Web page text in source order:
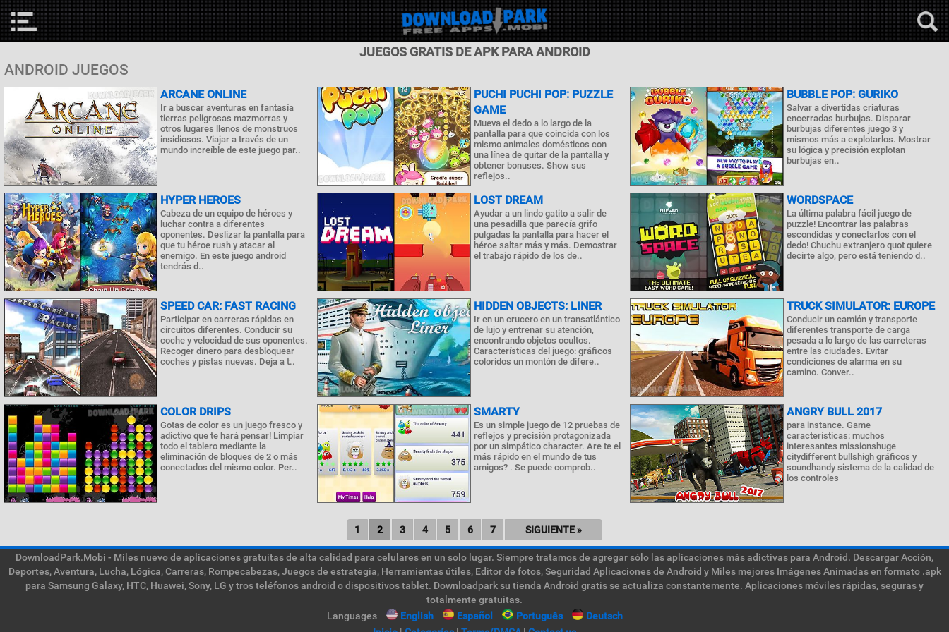
JUEGOS GRATIS DE APK PARA ANDROID
ANDROID JUEGOS
ARCANE ONLINE
Ir a buscar aventuras en fantasía
tierras peligrosas mazmorras y
otros lugares llenos de monstruos
insidiosos. Viajar a través de un
mundo increíble de este juego par..
PUCHI PUCHI POP: PUZZLE
GAME
Mueva el dedo a lo largo de la
pantalla para que coincida con los
mismo animales domésticos con
una línea de quitar de la pantalla y
obtener bonuses. Show sus
reflejos..
BUBBLE POP: GURIKO
Salvar a divertidas criaturas
encerradas burbujas. Disparar
burbujas diferentes juego 3 y
mismos más a explotarlos. Mostrar
su lógica y precisión explotan
burbujas en..
HYPER HEROES
Cabeza de un equipo de héroes y
luchar contra a diferentes
oponentes. Deslizar la pantalla para
que tu héroe rush y atacar al
enemigo. En este juego android
tendrás d..
LOST DREAM
Ayudar a un lindo gatito a salir de
una pesadilla que parecía grifo
pulgadas la pantalla para hacer el
héroe saltar más y más. Demostrar
el trabajo rápido de los de..
WORDSPACE
La última palabra fácil juego de
puzzle! Encontrar las palabras
escondidas y conectarlos con el
dedo! Chuchu extranjero quot quiere
decirte algo, pero está teniendo d..
SPEED CAR: FAST RACING
Participar en carreras rápidas en
circuitos diferentes. Conducir su
coche y velocidad de sus oponentes.
Recoger dinero para desbloquear
coches y pistas nuevas. Deja a t..
HIDDEN OBJECTS: LINER
Ir en un crucero en un transatlántico
de lujo y entrenar su atención,
encontrando objetos ocultos.
Características del juego: gráficos
coloridos un montón de difere..
TRUCK SIMULATOR: EUROPE
Conducir un camión y transporte
diferentes transporte de carga
pesada a lo largo de las carreteras
entre las ciudades. Evitar
condiciones de alarma en su
camino. Conver..
COLOR DRIPS
Gotas de color es un juego fresco y
adictivo que te hará pensar! Limpiar
todo el tablero mediante la
eliminación de bloques de 2 o más
conectados del mismo color. Per..
SMARTY
Es un simple juego de 12 pruebas de
reflejos y precisión protagonizada
por un simpático character. Are te el
más rápido en el mundo de tus
amigos? . Se puede comprob..
ANGRY BULL 2017
para instance. Game
características: muchos
interesantes missionshuge
citydifferent bullshigh gráficos y
soundhandy sistema de la calidad de
los controles
1 2 3 4 5 6 7 SIGUIENTE »
DownloadPark.Mobi - Miles nuevo de aplicaciones gratuitas de alta calidad para celulares en un solo lugar. Siempre tratamos de agregar sólo las aplicaciones más adictivas para Android. Descargar Acción,
Deportes, Aventura, Lucha, Lógica, Carreras, Rompecabezas, Juegos de estrategia, Herramientas útiles, Editor de fotos, Seguridad Aplicaciones de Android y Miles mejores Imágenes Animadas en formato .apk
para Samsung Galaxy, HTC, Huawei, Sony, LG y tros teléfonos android o dispositivos tablet. Downloadpark su tienda Android gratis se actualiza constantemente. Aplicaciones móviles rápidas, seguras y
totalmente gratuitas.
Languages
English Español Português
Deutsch